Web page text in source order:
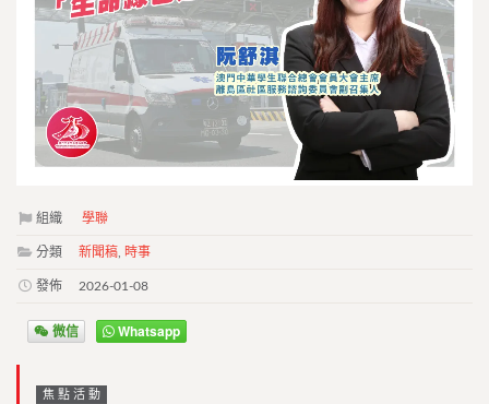
組織 學聯
分類 新聞稿 時事
發佈 2026-01-08
微信 Whatsapp
焦點活動